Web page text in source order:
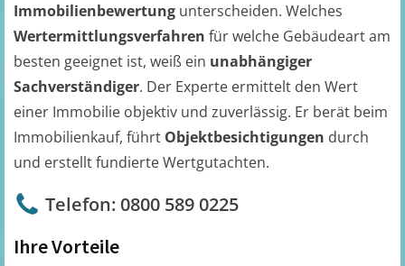
Immobilienbewertung unterscheiden. Welches
Wertermittlungsverfahren für welche Gebäudeart am
besten geeignet ist, weiß ein unabhängiger
Sachverständiger. Der Experte ermittelt den Wert
einer Immobilie objektiv und zuverlässig. Er berät beim
Immobilienkauf, führt Objektbesichtigungen durch
und erstellt fundierte Wertgutachten.
Telefon: 0800 589 0225
Ihre Vorteile